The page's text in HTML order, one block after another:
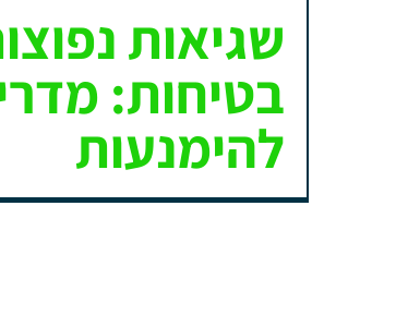
שגיאות
בטיחות:
להימנעות